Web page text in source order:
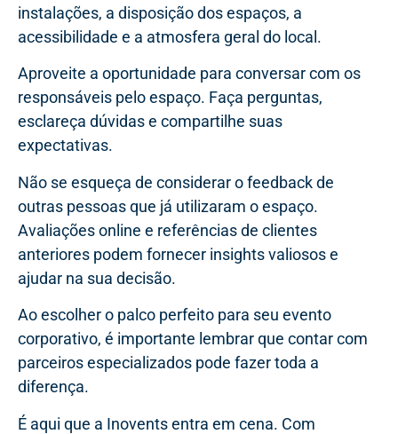
instalações, a disposição dos espaços, a
acessibilidade e a atmosfera geral do local.
Aproveite a oportunidade para conversar com os
responsáveis pelo espaço. Faça perguntas,
esclareça dúvidas e compartilhe suas
expectativas.
Não se esqueça de considerar o feedback de
outras pessoas que já utilizaram o espaço.
Avaliações online e referências de clientes
anteriores podem fornecer insights valiosos e
ajudar na sua decisão.
Ao escolher o palco perfeito para seu evento
corporativo, é importante lembrar que contar com
parceiros especializados pode fazer toda a
diferença.
É aqui que a Inovents entra em cena. Com